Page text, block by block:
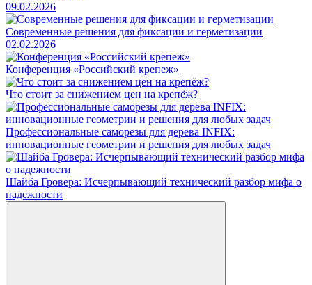
09.02.2026
Современные решения для фиксации и герметизации
02.02.2026
Конференция «Российский крепеж»
Что стоит за снижением цен на крепёж?
Профессиональные саморезы для дерева INFIX:
инновационные геометрии и решения для любых задач
Шайба Гровера: Исчерпывающий технический разбор мифа о
надежности